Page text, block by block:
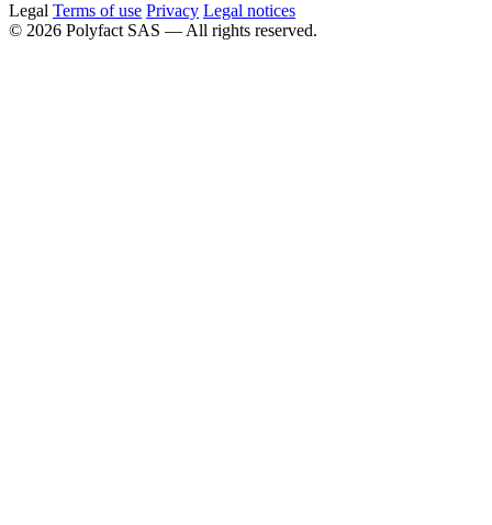
Legal Terms of use Privacy Legal notices
© 2026 Polyfact SAS — All rights reserved.